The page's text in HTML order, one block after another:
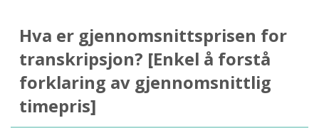
Hva er gjennomsnittsprisen for
transkripsjon? [Enkel å forstå
forklaring av gjennomsnittlig
timepris]